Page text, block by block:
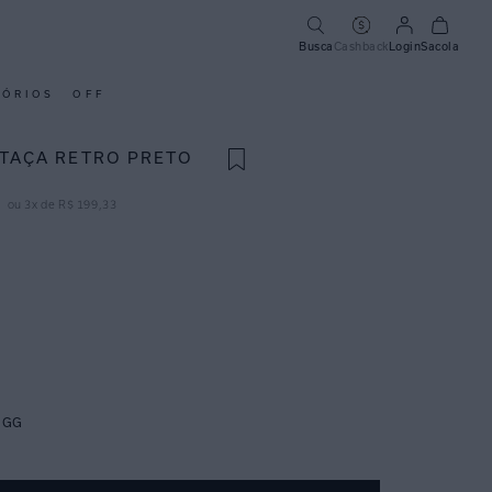
Busca CashbackLoginSacola
OFF
RETRO PRETO
ou 3 x de R$ 199 33
GG